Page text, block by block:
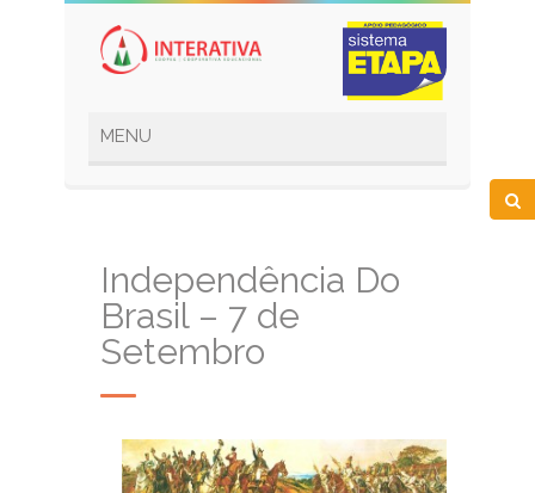
Independência Do
Brasil – 7 de
Setembro